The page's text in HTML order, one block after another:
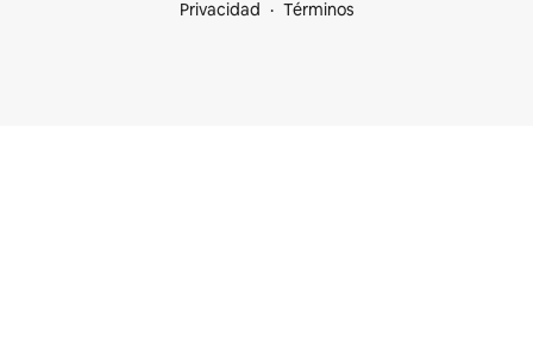
Privacidad
Términos